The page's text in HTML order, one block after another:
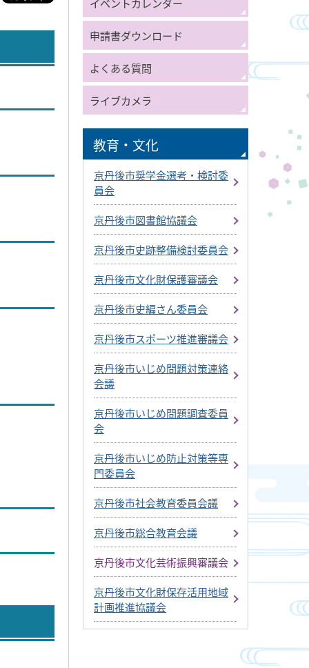
申請書ダウンロード
よくある質問
ライブカメラ
教育・文化
京丹後市奨学金選考・検討委
員会
京丹後市図書館協議会
京丹後市史跡整備検討委員会
京丹後市文化財保護審議会
京丹後市史編さん委員会
京丹後市スポーツ推進審議会
京丹後市いじめ問題対策連絡
会議
京丹後市いじめ問題調査委員
会
京丹後市いじめ防止対策等専
門委員会
京丹後市社会教育委員会議
京丹後市総合教育会議
京丹後市文化芸術振興審議会
京丹後市文化財保存活用地域
計画推進協議会